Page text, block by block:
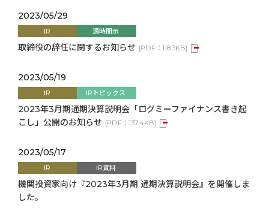
2023/05/29
IR 適時開示
取締役の辞任に関するお知らせ [PDF： 118.3KB]
2023/05/19
IR IRトピックス
2023年3月期通期決算説明会「ログミーファイナンス書き起
こし」公開のお知らせ [PDF： 137.4KB]
2023/05/17
IR IR資料
機関投資家向け『2023年3月期 通期決算説明会』を開催しま
した。